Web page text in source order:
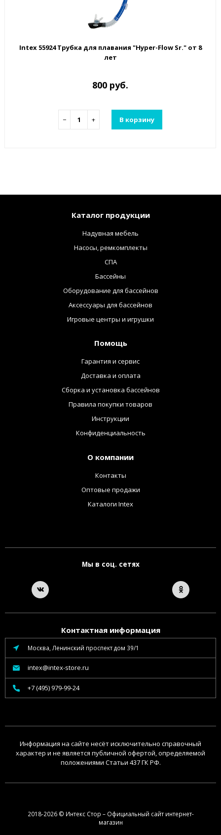
Intex 55924 Трубка для плавания "Hyper-Flow Sr." от 8
лет
800 руб.
− + В корзину
Каталог продукции
Надувная мебель
Насосы, ремкомплекты
СПА
Бассейны
Оборудование для бассейнов
Аксессуары для бассейнов
Игровые центры и игрушки
Помощь
Гарантия и сервис
Доставка и оплата
Сборка и установка бассейнов
Правила покупки товаров
Инструкции
Конфиденциальность
О компании
Контакты
Оптовые продажи
Каталоги Intex
Мы в соц. сетях
Контактная информация
Москва, Ленинский проспект дом 39/1
intex@intex-store.ru
+7 (495) 979-99-24
Информация на сайте несёт исключительно справочный
характер и не является публичной офертой, определяемой
положениями Статьи 437 ГК РФ.
2018-2026 © Интекс Стор – Официальный сайт интернет-
магазин